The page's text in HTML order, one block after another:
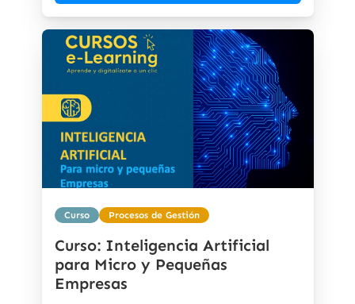
Curso Procesos de Gestión
Curso: Inteligencia Artificial
para Micro y Pequeñas
Empresas